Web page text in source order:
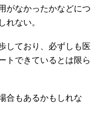
がなかったかなどにつ
れない。
しており、必ずしも医
トできているとは限ら
合もあるかもしれな